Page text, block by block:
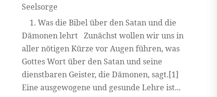
Seelsorge
1. Was die Bibel über den Satan und die
Dämonen lehrt Zunächst wollen wir uns in
aller nötigen Kürze vor Augen führen, was
Gottes Wort über den Satan und seine
dienstbaren Geister, die Dämonen, sagt.[1]
Eine ausgewogene und gesunde Lehre ist...